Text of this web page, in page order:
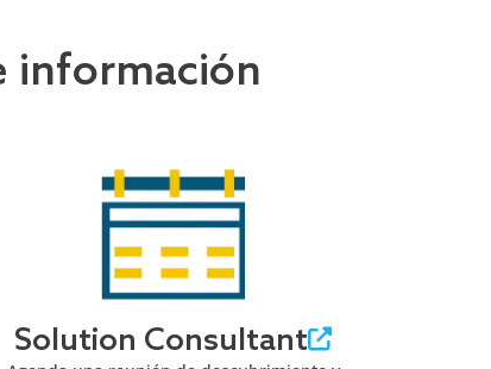
información
Solution Consultant